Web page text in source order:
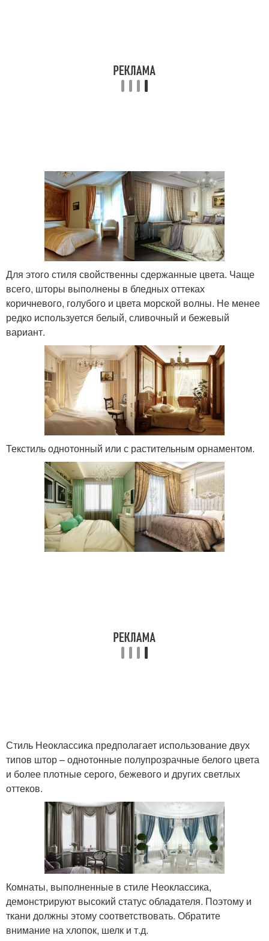
Для этого стиля свойственны сдержанные цвета. Чаще
всего, шторы выполнены в бледных оттеках
коричневого, голубого и цвета морской волны. Не менее
редко используется белый, сливочный и бежевый
вариант.
Текстиль однотонный или с растительным орнаментом.
Стиль Неоклассика предполагает использование двух
типов штор – однотонные полупрозрачные белого цвета
и более плотные серого, бежевого и других светлых
оттеков.
Комнаты, выполненные в стиле Неоклассика,
демонстрируют высокий статус обладателя. Поэтому и
ткани должны этому соответствовать. Обратите
внимание на хлопок, шелк и т.д.